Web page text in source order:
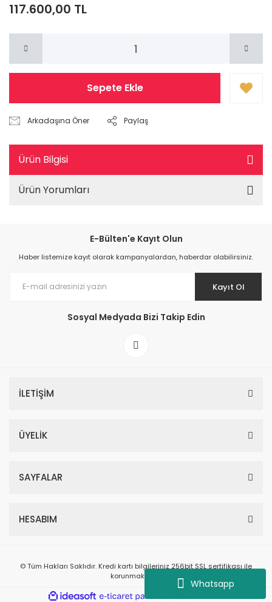
Whatsapp
117.600,00 TL
Sepete Ekle
Arkadaşına Öner Paylaş
Ürün Bilgisi
Ürün Yorumları
E-Bülten'e Kayıt Olun
Haber listemize kayıt olarak kampanyalardan, haberdar olabilirsiniz.
Kayıt Ol
Sosyal Medyada Bizi Takip Edin
İLETİŞİM
ÜYELİK
SAYFALAR
HESABIM
© Tüm Hakları Saklıdır. Kredi kartı bilgileriniz 256bit SSL sertifikası ile
korunmaktadır.
ideasoft